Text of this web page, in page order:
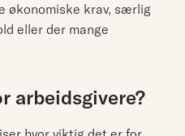
økonomiske krav, særlig
eller der mange
arbeidsgivere?